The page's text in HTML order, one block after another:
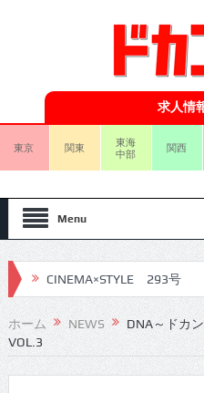
求人情
東京 関東
東海
中部
関西
Menu
CINEMA×STYLE 293号
CINEMA×STYLE 292号
CINEMA×STYLE 291号
ホーム NEWS
DNA～ドカ
VOL.3